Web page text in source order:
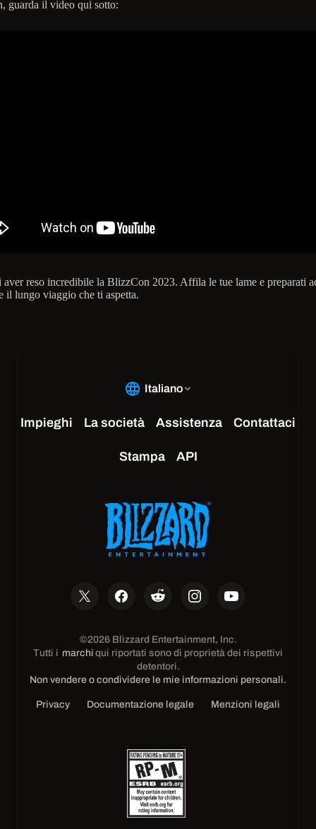
guarda il video qui sotto:
aver reso incredibile la BlizzCon 2023. Affila le tue lame e preparati
il lungo viaggio che ti aspetta.